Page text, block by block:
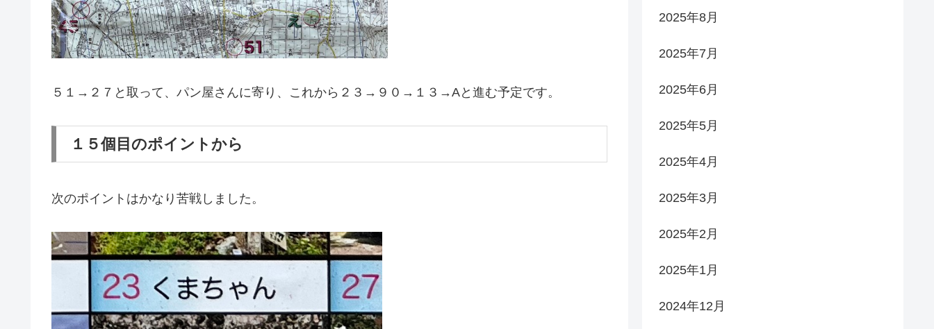
５１→２７と取って、パン屋さんに寄り、これから２３→９０→１３→Aと進む予定です。
１５個目のポイントから
次のポイントはかなり苦戦しました。
2025年8月
2025年7月
2025年6月
2025年5月
2025年4月
2025年3月
2025年2月
2025年1月
2024年12月